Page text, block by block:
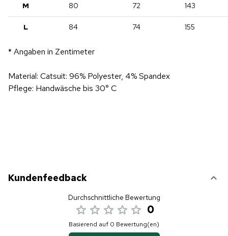
M 80 72 143
L 84 74 155
* Angaben in Zentimeter
Material: Catsuit: 96% Polyester, 4% Spandex
Pflege: Handwäsche bis 30° C
Kundenfeedback
Durchschnittliche Bewertung
0
Basierend auf 0 Bewertung(en)